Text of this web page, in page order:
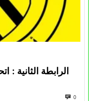
الرابطة الثانية
0